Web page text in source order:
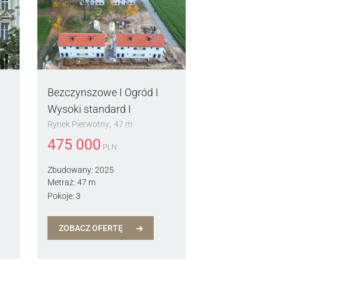
Bezczynszowe I Ogród I
Wysoki standard I
Rynek Pierwotny 47 m
475 000 PLN
Zbudowany: 2025
Metraż: 47 m
Pokoje: 3
ZOBACZ OFERTĘ